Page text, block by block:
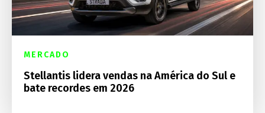
MERCADO
Stellantis lidera vendas na América do Sul e
bate recordes em 2026